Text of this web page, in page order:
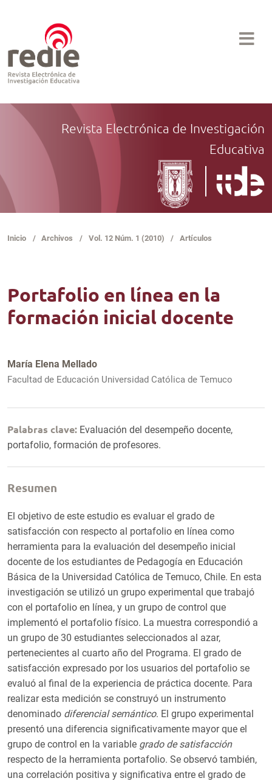
Revista Electrónica de Investigación
Educativa
Inicio / Archivos / Vol. 12 Núm. 1 (2010) / Artículos
Portafolio en línea en la
formación inicial docente
María Elena Mellado
Facultad de Educación Universidad Católica de Temuco
Palabras clave: Evaluación del desempeño docente,
portafolio, formación de profesores.
Resumen
El objetivo de este estudio es evaluar el grado de
satisfacción con respecto al portafolio en línea como
herramienta para la evaluación del desempeño inicial
docente de los estudiantes de Pedagogía en Educación
Básica de la Universidad Católica de Temuco, Chile. En esta
investigación se utilizó un grupo experimental que trabajó
con el portafolio en línea, y un grupo de control que
implementó el portafolio físico. La muestra correspondió a
un grupo de 30 estudiantes seleccionados al azar,
pertenecientes al cuarto año del Programa. El grado de
satisfacción expresado por los usuarios del portafolio se
evaluó al final de la experiencia de práctica docente. Para
realizar esta medición se construyó un instrumento
denominado diferencial semántico. El grupo experimental
presentó una diferencia significativamente mayor que el
grupo de control en la variable grado de satisfacción
respecto de la herramienta portafolio. Se observó también,
una correlación positiva y significativa entre el grado de